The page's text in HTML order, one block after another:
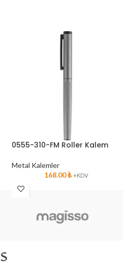
0555-310-FM Roller Kalem
Metal Kalemler
168.00₺ +KDV